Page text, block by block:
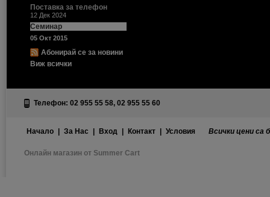
Поставка за телефон
12 Дек 2024
Семинар
05 Окт 2015
Абонирай се за новини
Виж всички
Телефон: 02 955 55 58, 02 955 55 60
Начало За Нас Вход Контакт Условия Всички цени са
Онлайн магазин от Summer Cart